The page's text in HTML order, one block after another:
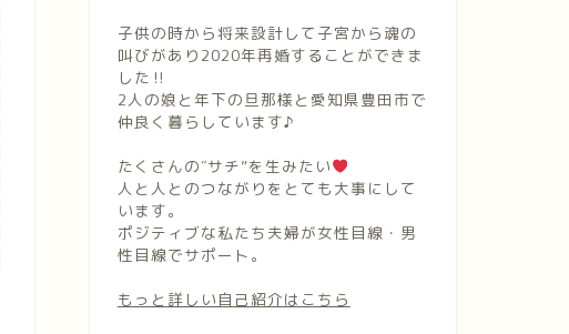
子供の時から将来設計して子宮から魂の
叫びがあり2020年再婚することができま
した‼︎
2人の娘と年下の旦那様と愛知県豊田市で
仲良く暮らしています♪
たくさんの″サチ”を生みたい
人と人とのつながりをとても大事にして
います。
ポジティブな私たち夫婦が女性目線・男
性目線でサポート。
もっと詳しい自己紹介はこちら